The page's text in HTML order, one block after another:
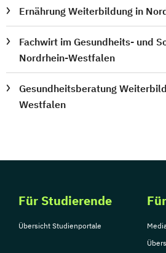
Ernährung Weiterbildung in
Fachwirt im Gesundheits- und
Nordrhein-Westfalen
Gesundheitsberatung
Westfalen
Für Studierende
Übersicht Studienportale